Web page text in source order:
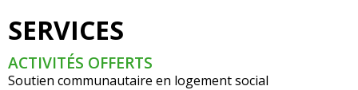
SERVICES
ACTIVITÉS OFFERTS
Soutien communautaire en logement social